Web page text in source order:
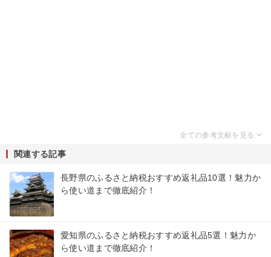
関連する記事
長野県のふるさと納税おすすめ返礼品10選！魅力か
ら使い道まで徹底紹介！
愛知県のふるさと納税おすすめ返礼品5選！魅力か
ら使い道まで徹底紹介！